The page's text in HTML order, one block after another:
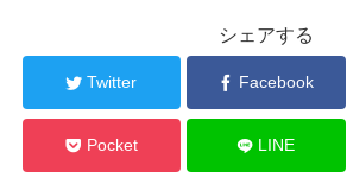
シェアする
Twitter Facebook
Pocket LINE